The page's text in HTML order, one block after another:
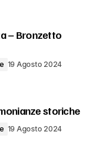
– Bronzetto
19 Agosto 2024
storiche
19 Agosto 2024